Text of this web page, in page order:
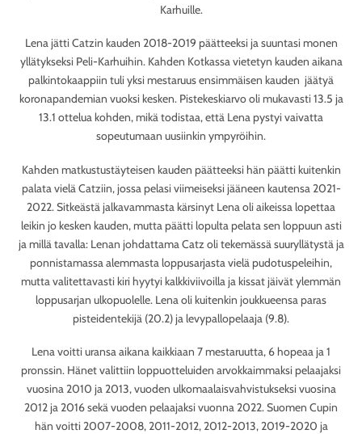
Karhuille.
Lena jätti Catzin kauden 2018-2019 päätteeksi ja suuntasi monen
yllätykseksi Peli-Karhuihin. Kahden Kotkassa vietetyn kauden aikana
palkintokaappiin tuli yksi mestaruus ensimmäisen kauden jäätyä
koronapandemian vuoksi kesken. Pistekeskiarvo oli mukavasti 13.5 ja
13.1 ottelua kohden, mikä todistaa, että Lena pystyi vaivatta
sopeutumaan uusiinkin ympyröihin.
Kahden matkustustäyteisen kauden päätteeksi hän päätti kuitenkin
palata vielä Catziin, jossa pelasi viimeiseksi jääneen kautensa 2021-
2022. Sitkeästä jalkavammasta kärsinyt Lena oli aikeissa lopettaa
leikin jo kesken kauden, mutta päätti lopulta pelata sen loppuun asti
ja millä tavalla: Lenan johdattama Catz oli tekemässä suuryllätystä ja
ponnistamassa alemmasta loppusarjasta vielä pudotuspeleihin,
mutta valitettavasti kiri hyytyi kalkkiviivoilla ja kissat jäivät ylemmän
loppusarjan ulkopuolelle. Lena oli kuitenkin joukkueensa paras
pisteidentekijä (20.2) ja levypallopelaaja (9.8).
Lena voitti uransa aikana kaikkiaan 7 mestaruutta, 6 hopeaa ja 1
pronssin. Hänet valittiin loppuotteluiden arvokkaimmaksi pelaajaksi
vuosina 2010 ja 2013, vuoden ulkomaalaisvahvistukseksi vuosina
2012 ja 2016 sekä vuoden pelaajaksi vuonna 2022. Suomen Cupin
hän voitti 2007-2008, 2011-2012, 2012-2013, 2019-2020 ja